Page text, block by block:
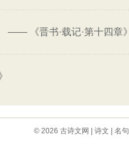
—— 《晋书·载记·第十四章》
© 2026 古诗文网 诗文 名句